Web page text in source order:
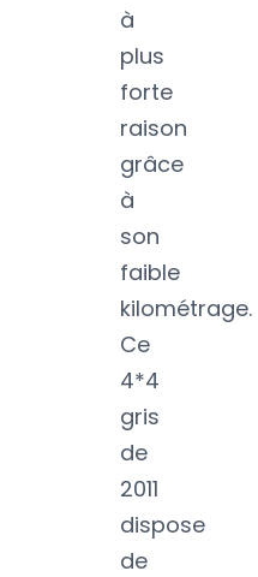
à
plus
forte
raison
grâce
à
son
faible
kilométrage.
Ce
4*4
gris
de
2011
dispose
de